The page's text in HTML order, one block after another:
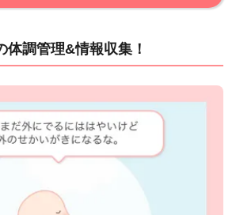
体調管理&情報収集！